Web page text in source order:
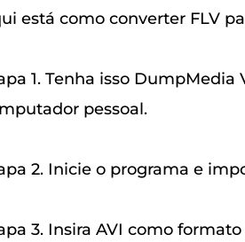
está como converter FLV
1. Tenha isso
pessoal.
2. Inicie o programa e
3. Insira AVI como